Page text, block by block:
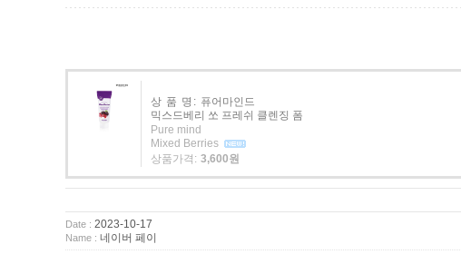
상 품 명: 퓨어마인드
믹스드베리 쏘 프레쉬 클렌징 폼
Pure mind
Mixed Berries
상품가격: 3,600원
Date : 2023-10-17
Name : 네이버 페이